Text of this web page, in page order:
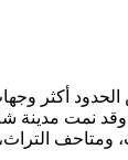
أكثر
نمت مدينة
ومتاحف